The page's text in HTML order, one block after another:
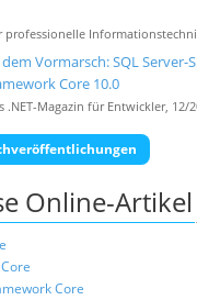
professionelle
Vormarsch: SQL
Core 10.0
.NET-Magazin für Entwickler, 12/
Online-Artikel
Core